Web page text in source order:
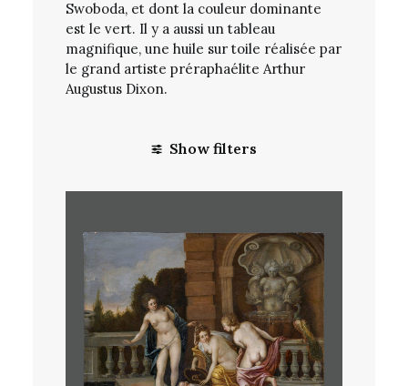
Swoboda, et dont la couleur dominante
est le vert. Il y a aussi un tableau
magnifique, une huile sur toile réalisée par
le grand artiste préraphaélite Arthur
Augustus Dixon.
Show filters